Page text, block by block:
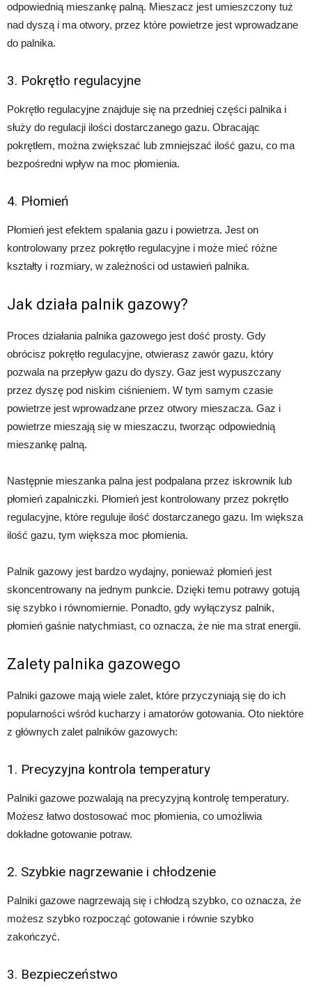
odpowiednią mieszankę palną. Mieszacz jest umieszczony tuż
nad dyszą i ma otwory, przez które powietrze jest wprowadzane
do palnika.
3. Pokrętło regulacyjne
Pokrętło regulacyjne znajduje się na przedniej części palnika i
służy do regulacji ilości dostarczanego gazu. Obracając
pokrętłem, można zwiększać lub zmniejszać ilość gazu, co ma
bezpośredni wpływ na moc płomienia.
4. Płomień
Płomień jest efektem spalania gazu i powietrza. Jest on
kontrolowany przez pokrętło regulacyjne i może mieć różne
kształty i rozmiary, w zależności od ustawień palnika.
Jak działa palnik gazowy?
Proces działania palnika gazowego jest dość prosty. Gdy
obrócisz pokrętło regulacyjne, otwierasz zawór gazu, który
pozwala na przepływ gazu do dyszy. Gaz jest wypuszczany
przez dyszę pod niskim ciśnieniem. W tym samym czasie
powietrze jest wprowadzane przez otwory mieszacza. Gaz i
powietrze mieszają się w mieszaczu, tworząc odpowiednią
mieszankę palną.
Następnie mieszanka palna jest podpalana przez iskrownik lub
płomień zapalniczki. Płomień jest kontrolowany przez pokrętło
regulacyjne, które reguluje ilość dostarczanego gazu. Im większa
ilość gazu, tym większa moc płomienia.
Palnik gazowy jest bardzo wydajny, ponieważ płomień jest
skoncentrowany na jednym punkcie. Dzięki temu potrawy gotują
się szybko i równomiernie. Ponadto, gdy wyłączysz palnik,
płomień gaśnie natychmiast, co oznacza, że nie ma strat energii.
Zalety palnika gazowego
Palniki gazowe mają wiele zalet, które przyczyniają się do ich
popularności wśród kucharzy i amatorów gotowania. Oto niektóre
z głównych zalet palników gazowych:
1. Precyzyjna kontrola temperatury
Palniki gazowe pozwalają na precyzyjną kontrolę temperatury.
Możesz łatwo dostosować moc płomienia, co umożliwia
dokładne gotowanie potraw.
2. Szybkie nagrzewanie i chłodzenie
Palniki gazowe nagrzewają się i chłodzą szybko, co oznacza, że
możesz szybko rozpocząć gotowanie i równie szybko
zakończyć.
3. Bezpieczeństwo